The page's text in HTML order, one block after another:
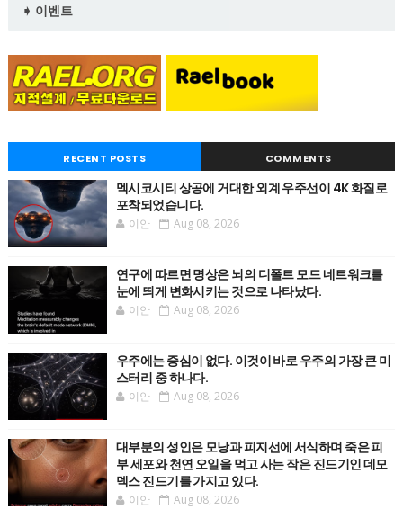
➧ 이벤트
RECENT POSTS COMMENTS
멕시코시티 상공에 거대한 외계 우주선이 4K 화질로
포착되었습니다.
이안 Aug 08, 2026
연구에 따르면 명상은 뇌의 디폴트 모드 네트워크를
눈에 띄게 변화시키는 것으로 나타났다.
이안 Aug 08, 2026
우주에는 중심이 없다. 이것이 바로 우주의 가장 큰 미
스터리 중 하나다.
이안 Aug 08, 2026
대부분의 성인은 모낭과 피지선에 서식하며 죽은 피
부 세포와 천연 오일을 먹고 사는 작은 진드기인 데모
덱스 진드기를 가지고 있다.
이안 Aug 08, 2026